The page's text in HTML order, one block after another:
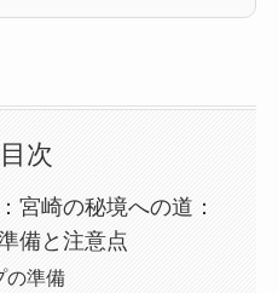
目次
宮崎の秘境への道：
備と注意点
の準備